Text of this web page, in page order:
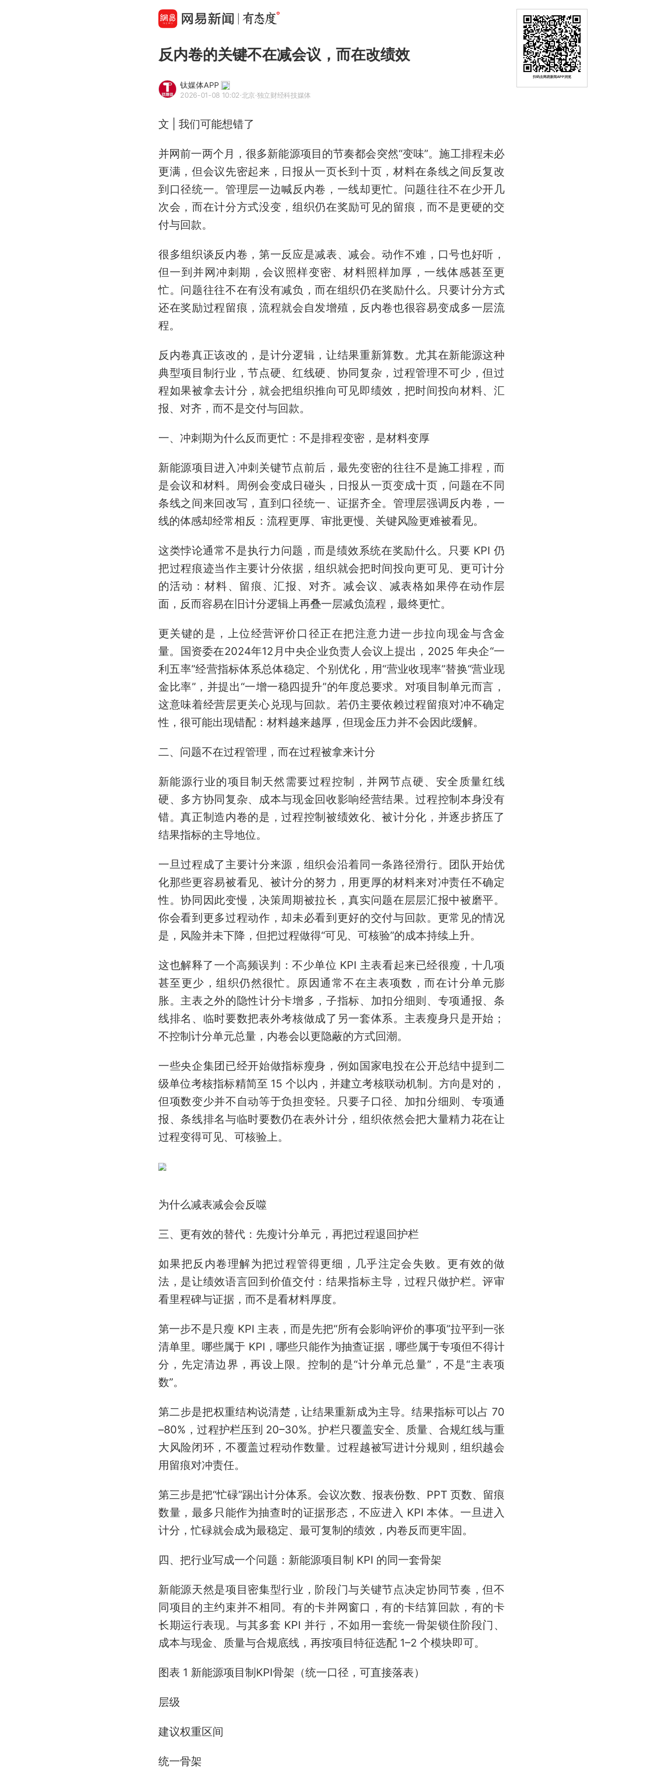
反内卷的关键不在减会议，而在改绩效
钛媒体APP
2026-01-08 10:02·北京·独立财经科技媒体
文 | 我们可能想错了
并网前一两个月，很多新能源项目的节奏都会突然“变味”。施工排程未必
更满，但会议先密起来，日报从一页长到十页，材料在条线之间反复改
到口径统一。管理层一边喊反内卷，一线却更忙。问题往往不在少开几
次会，而在计分方式没变，组织仍在奖励可见的留痕，而不是更硬的交
付与回款。
很多组织谈反内卷，第一反应是减表、减会。动作不难，口号也好听，
但一到并网冲刺期，会议照样变密、材料照样加厚，一线体感甚至更
忙。问题往往不在有没有减负，而在组织仍在奖励什么。只要计分方式
还在奖励过程留痕，流程就会自发增殖，反内卷也很容易变成多一层流
程。
反内卷真正该改的，是计分逻辑，让结果重新算数。尤其在新能源这种
典型项目制行业，节点硬、红线硬、协同复杂，过程管理不可少，但过
程如果被拿去计分，就会把组织推向可见即绩效，把时间投向材料、汇
报、对齐，而不是交付与回款。
一、冲刺期为什么反而更忙：不是排程变密，是材料变厚
新能源项目进入冲刺关键节点前后，最先变密的往往不是施工排程，而
是会议和材料。周例会变成日碰头，日报从一页变成十页，问题在不同
条线之间来回改写，直到口径统一、证据齐全。管理层强调反内卷，一
线的体感却经常相反：流程更厚、审批更慢、关键风险更难被看见。
这类悖论通常不是执行力问题，而是绩效系统在奖励什么。只要 KPI 仍
把过程痕迹当作主要计分依据，组织就会把时间投向更可见、更可计分
的活动：材料、留痕、汇报、对齐。减会议、减表格如果停在动作层
面，反而容易在旧计分逻辑上再叠一层减负流程，最终更忙。
更关键的是，上位经营评价口径正在把注意力进一步拉向现金与含金
量。国资委在2024年12月中央企业负责人会议上提出，2025 年央企“一
利五率”经营指标体系总体稳定、个别优化，用“营业收现率”替换“营业现
金比率”，并提出“一增一稳四提升”的年度总要求。对项目制单元而言，
这意味着经营层更关心兑现与回款。若仍主要依赖过程留痕对冲不确定
性，很可能出现错配：材料越来越厚，但现金压力并不会因此缓解。
二、问题不在过程管理，而在过程被拿来计分
新能源行业的项目制天然需要过程控制，并网节点硬、安全质量红线
硬、多方协同复杂、成本与现金回收影响经营结果。过程控制本身没有
错。真正制造内卷的是，过程控制被绩效化、被计分化，并逐步挤压了
结果指标的主导地位。
一旦过程成了主要计分来源，组织会沿着同一条路径滑行。团队开始优
化那些更容易被看见、被计分的努力，用更厚的材料来对冲责任不确定
性。协同因此变慢，决策周期被拉长，真实问题在层层汇报中被磨平。
你会看到更多过程动作，却未必看到更好的交付与回款。更常见的情况
是，风险并未下降，但把过程做得“可见、可核验”的成本持续上升。
这也解释了一个高频误判：不少单位 KPI 主表看起来已经很瘦，十几项
甚至更少，组织仍然很忙。原因通常不在主表项数，而在计分单元膨
胀。主表之外的隐性计分卡增多，子指标、加扣分细则、专项通报、条
线排名、临时要数把表外考核做成了另一套体系。主表瘦身只是开始；
不控制计分单元总量，内卷会以更隐蔽的方式回潮。
一些央企集团已经开始做指标瘦身，例如国家电投在公开总结中提到二
级单位考核指标精简至 15 个以内，并建立考核联动机制。方向是对的，
但项数变少并不自动等于负担变轻。只要子口径、加扣分细则、专项通
报、条线排名与临时要数仍在表外计分，组织依然会把大量精力花在让
过程变得可见、可核验上。
为什么减表减会会反噬
三、更有效的替代：先瘦计分单元，再把过程退回护栏
如果把反内卷理解为把过程管得更细，几乎注定会失败。更有效的做
法，是让绩效语言回到价值交付：结果指标主导，过程只做护栏。评审
看里程碑与证据，而不是看材料厚度。
第一步不是只瘦 KPI 主表，而是先把“所有会影响评价的事项”拉平到一张
清单里。哪些属于 KPI，哪些只能作为抽查证据，哪些属于专项但不得计
分，先定清边界，再设上限。控制的是“计分单元总量”，不是“主表项
数”。
第二步是把权重结构说清楚，让结果重新成为主导。结果指标可以占 70
–80%，过程护栏压到 20–30%。护栏只覆盖安全、质量、合规红线与重
大风险闭环，不覆盖过程动作数量。过程越被写进计分规则，组织越会
用留痕对冲责任。
第三步是把“忙碌”踢出计分体系。会议次数、报表份数、PPT 页数、留痕
数量，最多只能作为抽查时的证据形态，不应进入 KPI 本体。一旦进入
计分，忙碌就会成为最稳定、最可复制的绩效，内卷反而更牢固。
四、把行业写成一个问题：新能源项目制 KPI 的同一套骨架
新能源天然是项目密集型行业，阶段门与关键节点决定协同节奏，但不
同项目的主约束并不相同。有的卡并网窗口，有的卡结算回款，有的卡
长期运行表现。与其多套 KPI 并行，不如用一套统一骨架锁住阶段门、
成本与现金、质量与合规底线，再按项目特征选配 1–2 个模块即可。
图表 1 新能源项目制KPI骨架（统一口径，可直接落表）
层级
建议权重区间
统一骨架
扫码去网易新闻APP浏览